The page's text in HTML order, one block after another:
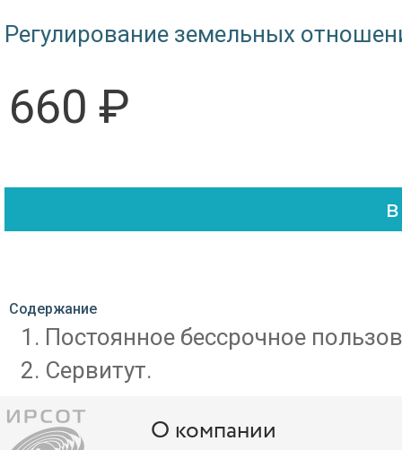
Регулирование земельных
660 ₽
Содержание
Постоянное бессрочное
Сервитут.
О компании